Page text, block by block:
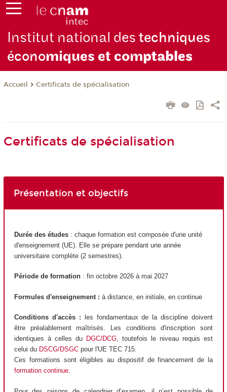
Institut national destechniques
économiques et comptables
Accueil Certificats de spécialisation
Certificats de spécialisation
Présentation et objectifs
Durée des études : chaque formation est composée d'une unité
d'enseignement (UE). Elle se prépare pendant une année
universitaire complète (2 semestres).
Période de formation : fin octobre 2026 à mai 2027
Formules d'enseignement : à distance, en initiale, en continue
Conditions d'accès :
les fondamentaux de la discipline doivent
être préalablement maîtrisés. Les conditions d'inscription sont
identiques à celles du DGC/DCG, toutefois le niveau requis est
celui du DSCG/DSGC pour l'UE TEC 715.
Ces formations sont éligibles au dispositif de financement de la
formation continue.